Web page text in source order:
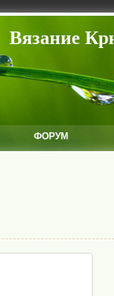
Вязание
ФОРУМ